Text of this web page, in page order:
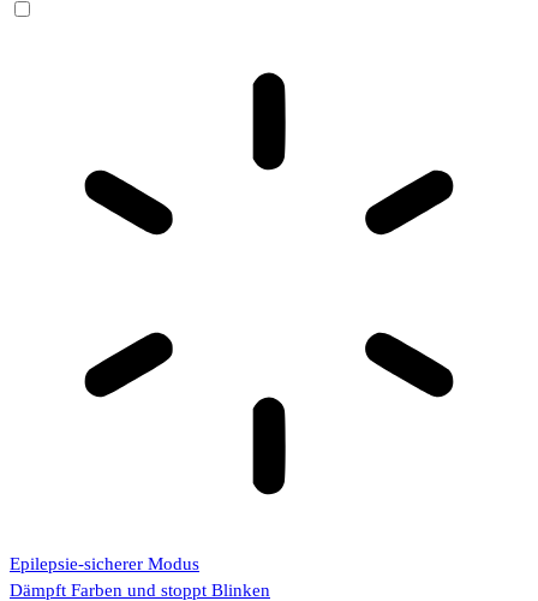
Epilepsie-sicherer Modus
Dämpft Farben und stoppt Blinken